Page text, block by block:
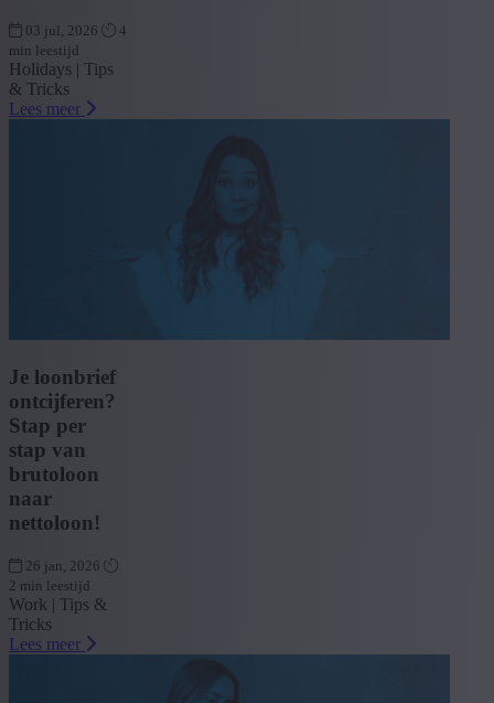
03 jul, 2026
4
min leestijd
Holidays | Tips
& Tricks
Lees meer
Je loonbrief
ontcijferen?
Stap per
stap van
brutoloon
naar
nettoloon!
26 jan, 2026
2 min leestijd
Work | Tips &
Tricks
Lees meer